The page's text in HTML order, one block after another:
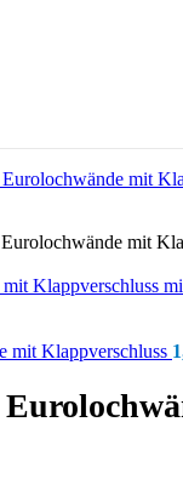
mit
Klappverschluss
mit Klappverschluss